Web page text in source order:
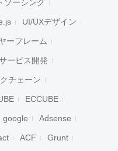
ソーシング
UI/UXデザイン
ーフレーム
ービス開発
チェーン
ECCUBE
google Adsense
ACF Grunt